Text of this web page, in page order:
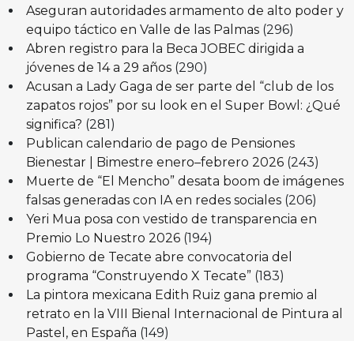
Aseguran autoridades armamento de alto poder y
equipo táctico en Valle de las Palmas (296)
Abren registro para la Beca JOBEC dirigida a
jóvenes de 14 a 29 años (290)
Acusan a Lady Gaga de ser parte del “club de los
zapatos rojos” por su look en el Super Bowl: ¿Qué
significa? (281)
Publican calendario de pago de Pensiones
Bienestar | Bimestre enero–febrero 2026 (243)
Muerte de “El Mencho” desata boom de imágenes
falsas generadas con IA en redes sociales (206)
Yeri Mua posa con vestido de transparencia en
Premio Lo Nuestro 2026 (194)
Gobierno de Tecate abre convocatoria del
programa “Construyendo X Tecate” (183)
La pintora mexicana Edith Ruiz gana premio al
retrato en la VIII Bienal Internacional de Pintura al
Pastel, en España (149)